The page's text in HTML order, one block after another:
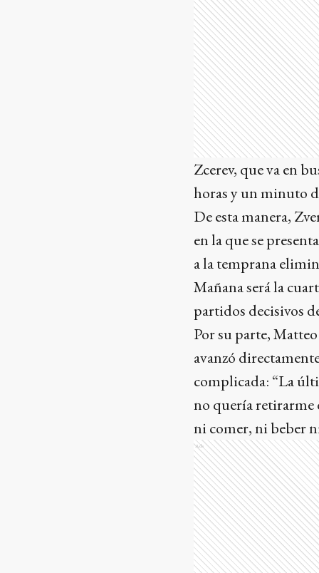
Zcerev, que va en
horas y un minuto
De esta manera,
en la que se
a la temprana
Mañana será la
partidos decisivos
Por su parte,
avanzó
complicada: “La
no quería retirarme
ni comer, ni beber
Ads